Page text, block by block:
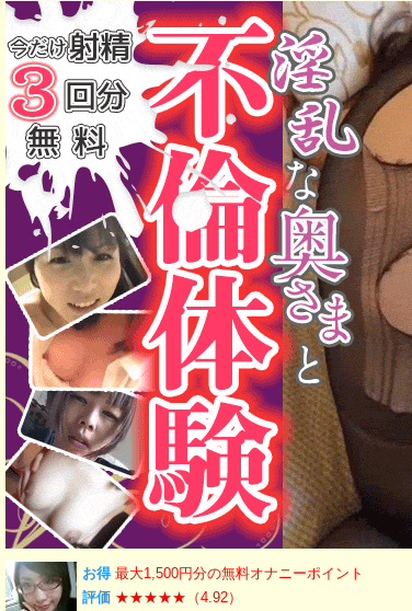
お得 最大1,500円分の無料オナニーポイント
評価 ★★★★★（4.92）